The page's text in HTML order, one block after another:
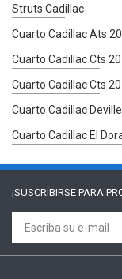
Struts Cadillac
Cuarto Cadillac Ats
Cuarto Cadillac Cts
Cuarto Cadillac Cts
Cuarto Cadillac
Cuarto Cadillac El
¡SUSCRÍBIRSE PARA